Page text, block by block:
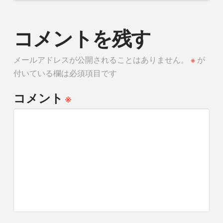
コメントを残す
メールアドレスが公開されることはありません。 ※が
付いている欄は必須項目です
コメント※